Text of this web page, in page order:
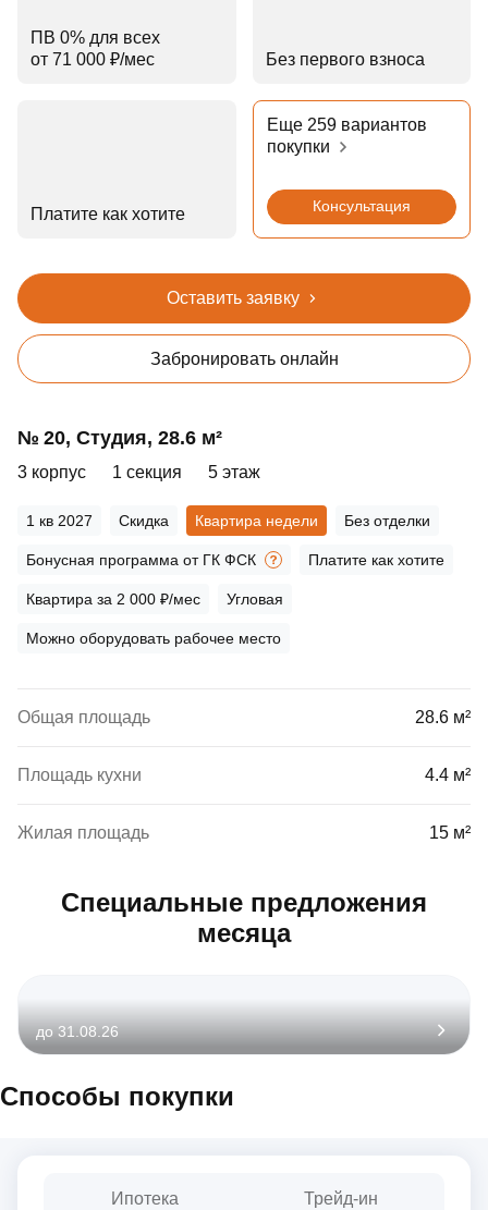
ПВ 0% для всех
от 71 000 ₽⁠/⁠мес
Без первого взноса
Платите как хотите
Еще 259 вариантов
покупки
Консультация
Оставить заявку
Забронировать онлайн
№ 20, Студия, 28.6 м²
3 корпус 1 секция 5 этаж
1 кв 2027 Скидка Квартира недели Без отделки
Бонусная программа от ГК ФСК Платите как хотите
Квартира за 2 000 ₽/мес Угловая
Можно оборудовать рабочее место
Общая площадь 28.6 м²
Площадь кухни 4.4 м²
Жилая площадь 15 м²
Специальные предложения
месяца
до 31.08.26
Способы покупки
Ипотека Трейд-ин